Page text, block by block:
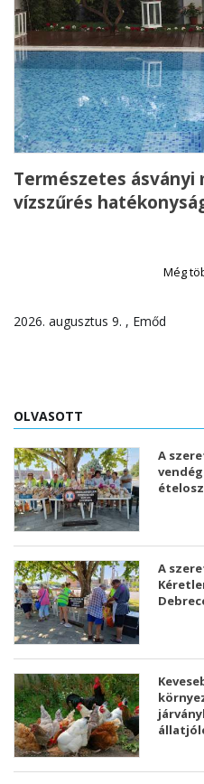
Természetes ásványi
vízszűrés
Még
2026. augusztus 9. , Emőd
OLVASOTT
A
A